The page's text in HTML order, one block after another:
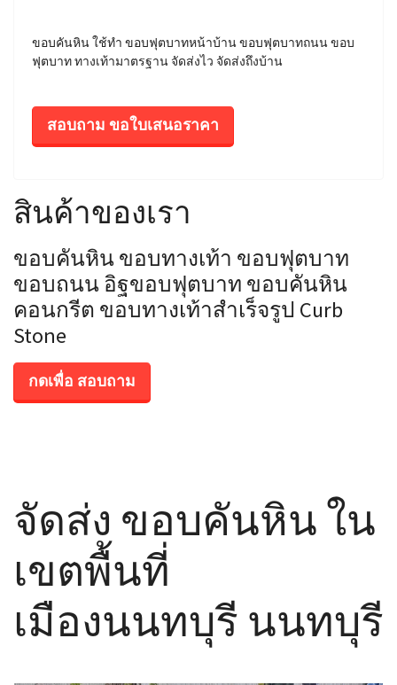
ขอบคันหิน ใช้ทำ ขอบฟุตบาทหน้าบ้าน ขอบฟุตบาทถนน ขอบ
ฟุตบาท ทางเท้ามาตรฐาน จัดส่งไว จัดส่งถึงบ้าน
สอบถาม ขอใบเสนอราคา
สินค้าของเรา
ขอบคันหิน ขอบทางเท้า ขอบฟุตบาท
ขอบถนน อิฐขอบฟุตบาท ขอบคันหิน
คอนกรีต ขอบทางเท้าสำเร็จรูป Curb
Stone
กดเพื่อ สอบถาม
จัดส่ง ขอบคันหิน ใน
เขตพื้นที่
เมืองนนทบุรี นนทบุรี